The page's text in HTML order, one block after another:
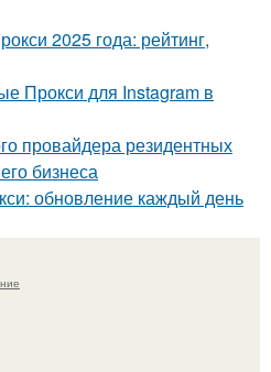
2025 года: рейтинг,
Прокси для Instagram в
провайдера резидентных
бизнеса
обновление каждый день